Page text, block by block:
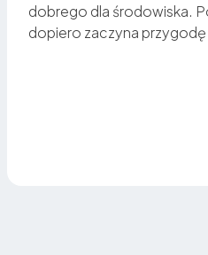
dobrego dla środowiska.
dopiero zaczyna